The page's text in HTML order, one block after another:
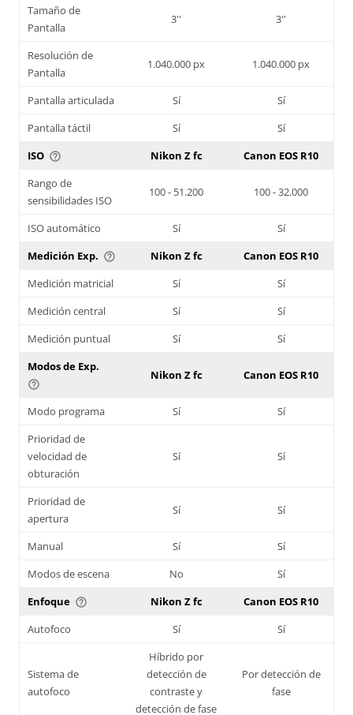
Tamaño de
Pantalla
3'' 3''
Resolución de
Pantalla
1.040.000 px 1.040.000 px
Pantalla articulada Sí
Sí
Pantalla táctil
Sí
Sí
ISO help_outline Nikon Z fc
Canon EOS R10
Rango de
sensibilidades ISO
100 - 51.200 100 - 32.000
ISO automático Sí
Sí
Medición Exp. help_outline Nikon Z fc
Canon EOS R10
Medición matricial
Sí
Sí
Medición central
Sí
Sí
Medición puntual
Sí
Sí
Modos de Exp.
help_outline
Nikon Z fc Canon EOS R10
Modo programa Sí
Sí
Prioridad de
velocidad de
obturación
Sí Sí
Prioridad de
apertura
Sí Sí
Manual Sí
Sí
Modos de escena
No
Sí
Enfoque help_outline Nikon Z fc
Canon EOS R10
Autofoco
Sí Sí
Sistema de
autofoco
Híbrido por
detección de
contraste y
detección de fase
Por detección de
fase